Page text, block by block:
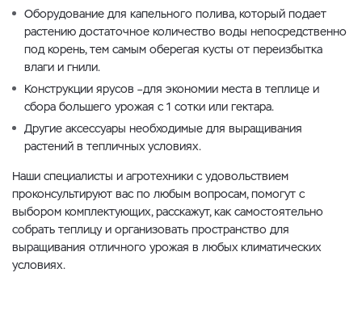
Оборудование для капельного полива, который подает
растению достаточное количество воды непосредственно
под корень, тем самым оберегая кусты от переизбытка
влаги и гнили.
Конструкции ярусов –для экономии места в теплице и
сбора большего урожая с 1 сотки или гектара.
Другие аксессуары необходимые для выращивания
растений в тепличных условиях.
Наши специалисты и агротехники с удовольствием
проконсультируют вас по любым вопросам, помогут с
выбором комплектующих, расскажут, как самостоятельно
собрать теплицу и организовать пространство для
выращивания отличного урожая в любых климатических
условиях.